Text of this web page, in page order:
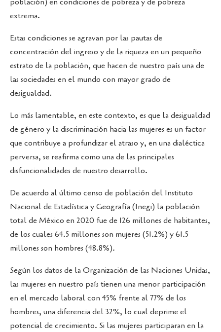
población) en condiciones de pobreza y de pobreza
extrema.
Estas condiciones se agravan por las pautas de
concentración del ingreso y de la riqueza en un pequeño
estrato de la población, que hacen de nuestro país una de
las sociedades en el mundo con mayor grado de
desigualdad.
Lo más lamentable, en este contexto, es que la desigualdad
de género y la discriminación hacia las mujeres es un factor
que contribuye a profundizar el atraso y, en una dialéctica
perversa, se reafirma como una de las principales
disfuncionalidades de nuestro desarrollo.
De acuerdo al último censo de población del Instituto
Nacional de Estadística y Geografía (Inegi) la población
total de México en 2020 fue de 126 millones de habitantes,
de los cuales 64.5 millones son mujeres (51.2%) y 61.5
millones son hombres (48.8%).
Según los datos de la Organización de las Naciones Unidas,
las mujeres en nuestro país tienen una menor participación
en el mercado laboral con 45% frente al 77% de los
hombres, una diferencia del 32%, lo cual deprime el
potencial de crecimiento. Si las mujeres participaran en la